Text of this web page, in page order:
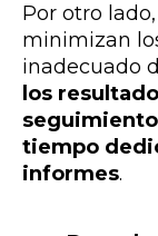
Por otro
minimizan
inadecuado
los
tiempo
informes.